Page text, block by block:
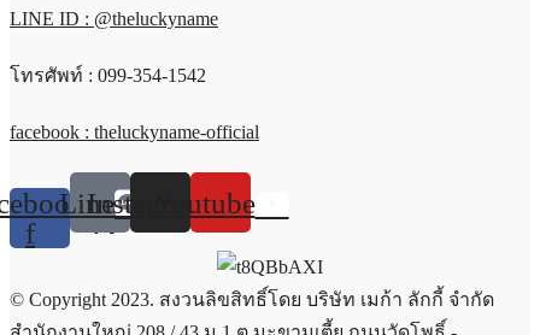
LINE ID : @theluckyname
โทรศัพท์ : 099-354-1542
facebook : theluckyname-official
f
LineInstagramYoutube
© Copyright 2023. สงวนลิขสิทธิ์โดย บริษัท เมก้า ลักกี้ จำกัด